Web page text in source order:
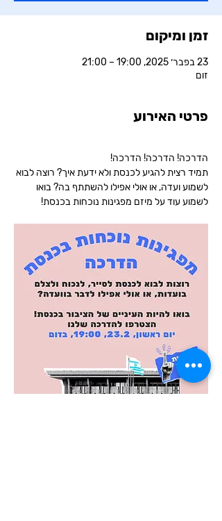
זמן ומיקום
23 בפבר׳ 2025, 19:00 – 21:00
זום
פרטי האירוע
הדרכה! הדרכה! הדרכה!
תמיד רצית להגיע לכנסת ולא ידעת איך? רוצה לבוא
לשמוע ועדה, או אולי אפילו להשתתף בה? בואו
לשמוע עוד על מיזם מפגינות נוכחות בכנסת!